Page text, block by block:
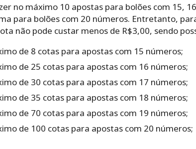
‌no‌ ‌máximo‌ ‌10‌ ‌apostas‌ ‌para‌ ‌bolões‌ ‌com‌ ‌15,‌
‌para‌ ‌bolões‌ ‌com‌ ‌20‌ ‌números.‌ Entretanto,
‌não‌ ‌pode‌ ‌custar‌ ‌menos‌ ‌de‌ ‌R$3,00,‌ ‌sendo‌
‌de‌ ‌8‌ ‌cotas‌ para‌ ‌apostas‌ ‌com‌ ‌15‌ ‌números;‌
‌de‌ ‌25‌ ‌cotas para‌ ‌apostas‌ ‌com‌ ‌16‌ ‌números‌;‌
‌de‌ ‌30‌ ‌cotas ‌para‌ ‌apostas‌ ‌com‌ ‌17‌ ‌números;‌
‌de‌ ‌35‌ ‌cotas para‌ ‌apostas‌ ‌com‌ ‌18‌ ‌números;‌
‌de‌ ‌70‌ ‌cotas‌ para‌ ‌apostas‌ ‌com‌ ‌19‌ ‌números;‌
‌de‌ ‌100‌ ‌cotas‌ para‌ ‌apostas‌ ‌com‌ ‌20‌ ‌números;‌